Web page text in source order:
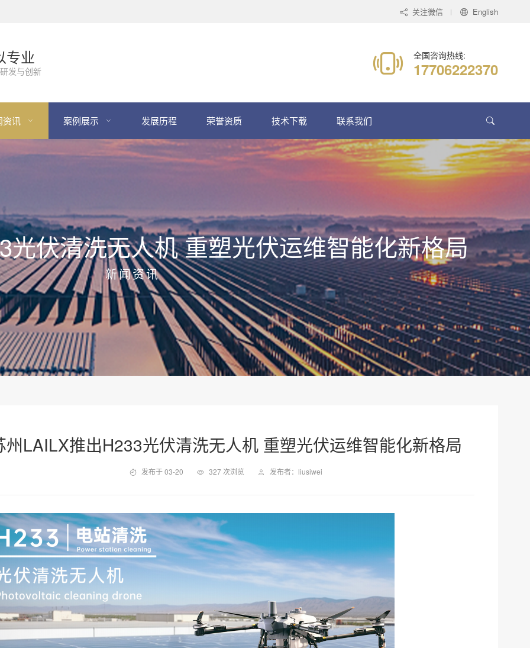
关注微信 English
专业
发与创新
全国咨询热线:
17706222370
资讯 案例展示 发展历程 荣誉资质 技术下载 联系我们
光伏清洗无人机 重塑光伏运维智能化新格局
新闻资讯
州LAILX推出H233光伏清洗无人机 重塑光伏运维智能化新格局
发布于 03-20 327 次浏览 发布者：liusiwei